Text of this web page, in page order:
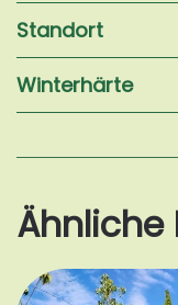
Standort
Winterhärte
Ähnliche